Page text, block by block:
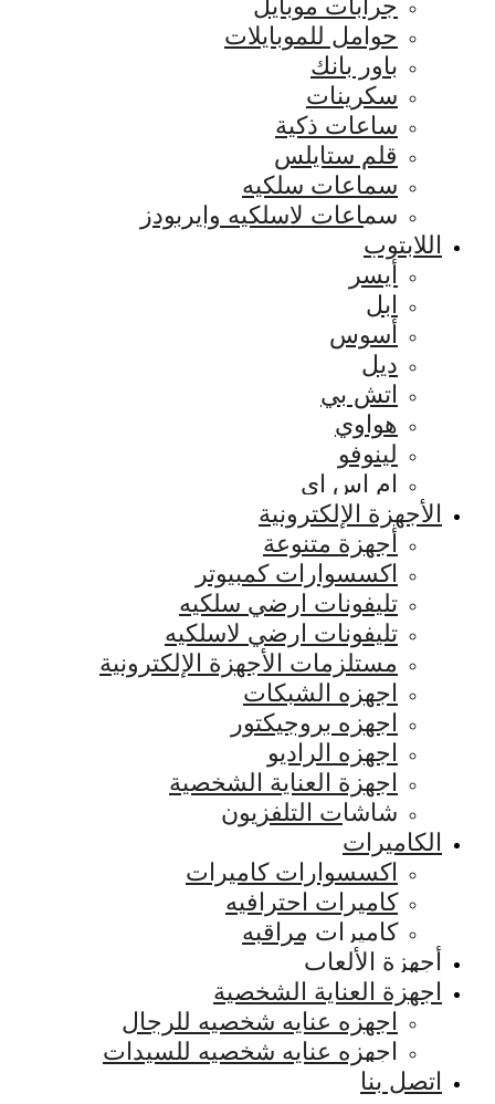
جرابات موبايل
حوامل للموبايلات
باور بانك
سكرينات
ساعات ذكية
قلم ستايلس
سماعات سلكيه
سماعات لاسلكيه وايربودز
اللابتوب
أيسر
ابل
أسوس
ديل
اتش بي
هواوي
لينوفو
ام اس اي
الأجهزة الإلكترونية
أجهزة متنوعة
اكسسوارات كمبيوتر
تليفونات ارضي سلكيه
تليفونات ارضي لاسلكيه
مستلزمات الأجهزة الإلكترونية
اجهزه الشبكات
اجهزه بروجيكتور
اجهزه الراديو
اجهزة العناية الشخصية
شاشات التلفزيون
الكاميرات
اكسسوارات كاميرات
كاميرات احترافيه
كاميرات مراقبه
أجهزة الألعاب
اجهزة العناية الشخصية
اجهزه عنايه شخصيه للرجال
اجهزه عنايه شخصيه للسيدات
اتصل بنا